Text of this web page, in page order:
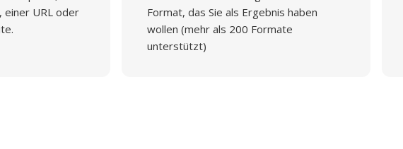
einer URL oder
Format, das Sie als Ergebnis haben
wollen (mehr als 200 Formate
unterstützt)